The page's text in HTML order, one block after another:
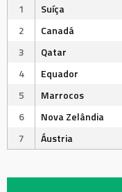
1
Suíça
2
Canadá
3
Qatar
4
Equador
5
Marrocos
6
Nova Zelândia
7
Áustria